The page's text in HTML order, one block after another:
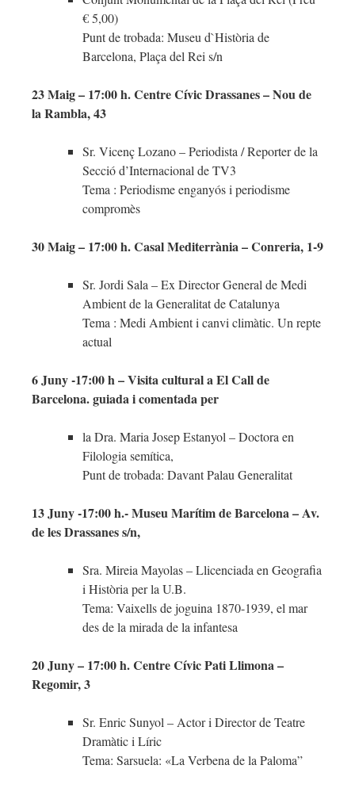
€ 5,00)
Punt de trobada: Museu d`Història de
Barcelona, Plaça del Rei s/n
23 Maig – 17:00 h. Centre Cívic Drassanes – Nou de
la Rambla, 43
Sr. Vicenç Lozano – Periodista / Reporter de la
Secció d’Internacional de TV3
Tema : Periodisme enganyós i periodisme
compromès
30 Maig – 17:00 h. Casal Mediterrània – Conreria, 1-9
Sr. Jordi Sala – Ex Director General de Medi
Ambient de la Generalitat de Catalunya
Tema : Medi Ambient i canvi climàtic. Un repte
actual
6 Juny -17:00 h – Visita cultural a El Call de
Barcelona. guiada i comentada per
la Dra. Maria Josep Estanyol – Doctora en
Filologia semítica,
Punt de trobada: Davant Palau Generalitat
13 Juny -17:00 h.- Museu Marítim de Barcelona – Av.
de les Drassanes s/n,
Sra. Mireia Mayolas – Llicenciada en Geografia
i Història per la U.B.
Tema: Vaixells de joguina 1870-1939, el mar
des de la mirada de la infantesa
20 Juny – 17:00 h. Centre Cívic Pati Llimona –
Regomir, 3
Sr. Enric Sunyol – Actor i Director de Teatre
Dramàtic i Líric
Tema: Sarsuela: «La Verbena de la Paloma”